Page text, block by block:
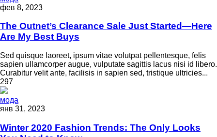
фев 8, 2023
The Outnet’s Clearance Sale Just Started—Here
Are My Best Buys
Sed quisque laoreet, ipsum vitae volutpat pellentesque, felis
sapien ullamcorper augue, vulputate sagittis lacus nisi id libero.
Curabitur velit ante, facilisis in sapien sed, tristique ultricies...
297
мода
янв 31, 2023
Winter 2020 Fashion Trends: The Only Looks